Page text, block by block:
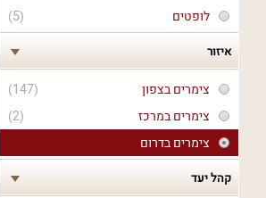
(5)
לופטים
איזור
(147)
צימרים בצפון
(2)
צימרים במרכז
צימרים בדרום
קהל יעד